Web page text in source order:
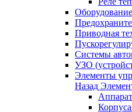
Приводная
Системы
УЗО
Элементы
Назад